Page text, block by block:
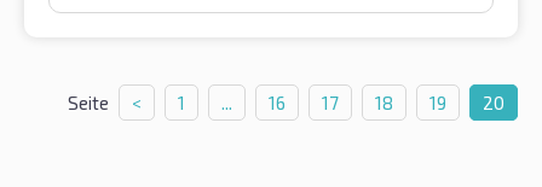
Seite < 1 ... 16 17 18 19 20